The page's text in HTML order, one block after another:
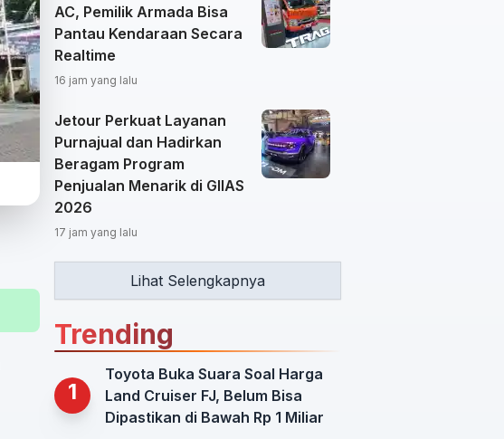
AC, Pemilik Armada Bisa
Pantau Kendaraan Secara
Realtime
16 jam yang lalu
Jetour Perkuat Layanan
Purnajual dan Hadirkan
Beragam Program
Penjualan Menarik di GIIAS
2026
17 jam yang lalu
Lihat Selengkapnya
Trending
1
Toyota Buka Suara Soal Harga
Land Cruiser FJ, Belum Bisa
Dipastikan di Bawah Rp 1 Miliar